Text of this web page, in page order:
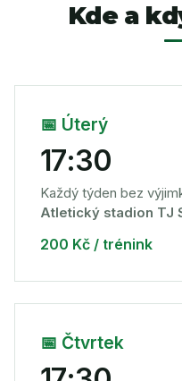
Kde a
📅 Úterý
17:30
Každý týden bez
Atletický stadion TJ
200 Kč / trénink
📅 Čtvrtek